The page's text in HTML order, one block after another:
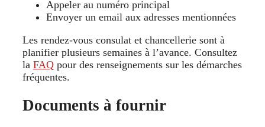
Appeler au numéro principal
Envoyer un email aux adresses mentionnées
Les rendez-vous consulat et chancellerie sont à
planifier plusieurs semaines à l’avance. Consultez
la FAQ pour des renseignements sur les démarches
fréquentes.
Documents à fournir